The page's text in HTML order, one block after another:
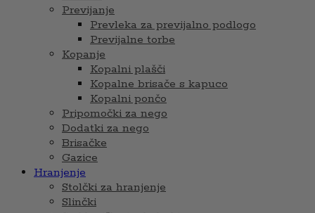
Previjanje
Prevleka za previjalno podlogo
Previjalne torbe
Kopanje
Kopalni plašči
Kopalne brisače s kapuco
Kopalni pončo
Pripomočki za nego
Dodatki za nego
Brisačke
Gazice
Hranjenje
Stolčki za hranjenje
Slinčki